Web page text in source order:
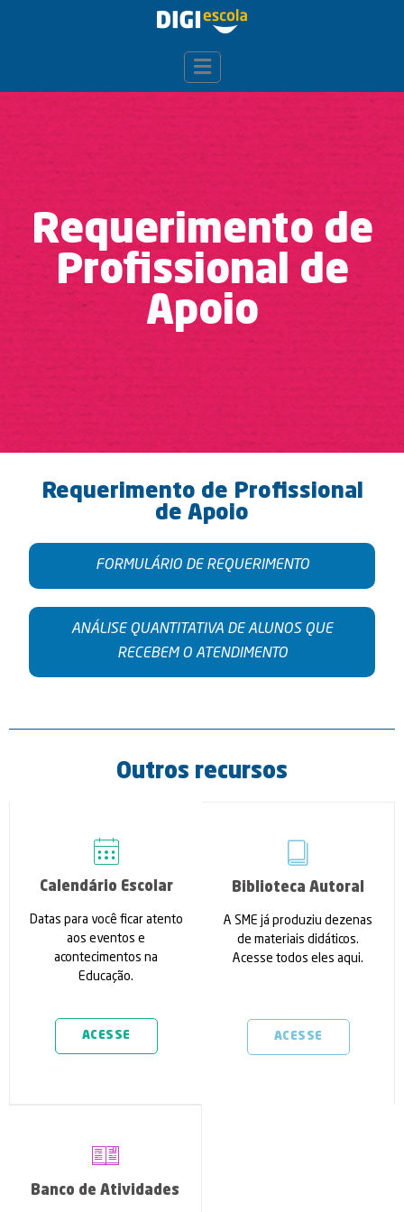
Requerimento de
Profissional de
Apoio
Requerimento de Profissional
de Apoio
FORMULÁRIO DE REQUERIMENTO
ANÁLISE QUANTITATIVA DE ALUNOS QUE
RECEBEM O ATENDIMENTO
Outros recursos
Calendário Escolar
Datas para você ficar atento
aos eventos e
acontecimentos na
Educação.
ACESSE
Biblioteca Autoral
A SME já produziu dezenas
de materiais didáticos.
Acesse todos eles aqui.
ACESSE
Banco de Atividades